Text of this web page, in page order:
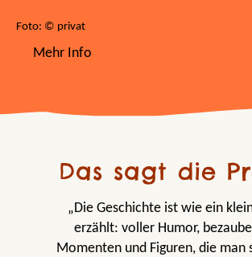
Foto: © privat
Mehr Info
Das sagt die
„Die Geschichte ist wie ein
erzählt: voller Humor,
Momenten und Figuren, die man